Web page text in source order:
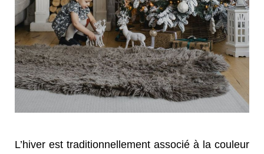
L’hiver est traditionnellement associé à la couleur